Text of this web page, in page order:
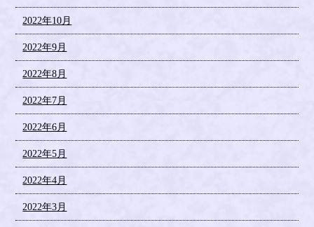
2022年10月
2022年9月
2022年8月
2022年7月
2022年6月
2022年5月
2022年4月
2022年3月